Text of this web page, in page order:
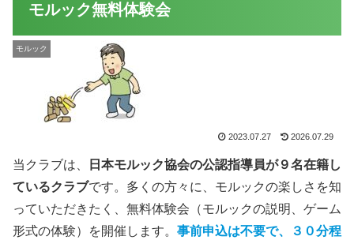
モルック無料体験会
モルック
2023.07.27 2026.07.29
当クラブは、 日本モルック協会の公認指導員が９名在籍し
ているクラブです。多くの方々に、モルックの楽しさを知
っていただきたく、無料体験会（モルックの説明、ゲーム
形式の体験）を開催します。 事前申込は不要で、３０分程